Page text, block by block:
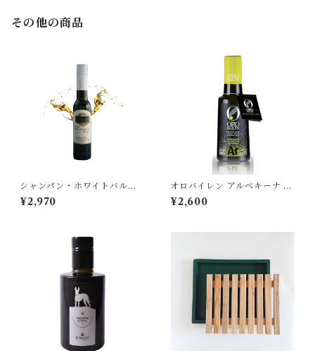
その他の商品
シャンパン・ホワイトバルサ
ミコ 200ml
¥2,970
オロバイレン アルベキーナ 25
0ml
¥2,600